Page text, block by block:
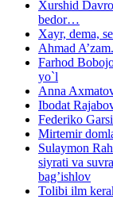
Xurshid
bedor…
Xayr, dema,
Ahmad
Farhod
yo`l
Anna
Ibodat
Federiko
Mirtemir
Sulaymon
siyrati va
bag’ishlov
Tolibi ilm